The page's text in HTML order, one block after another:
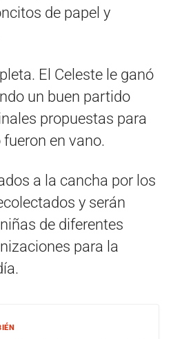
de papel y
El Celeste le ganó
un buen partido
propuestas para
en vano.
a la cancha por los
y serán
de diferentes
para la